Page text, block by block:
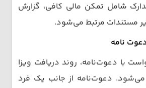
شامل تمکن مالی کافی، گزارش
مستندات مرتبط می‌شود.
نامه
با دعوت‌نامه، روند دریافت ویزا
می‌شود. دعوت‌نامه از جانب یک فرد